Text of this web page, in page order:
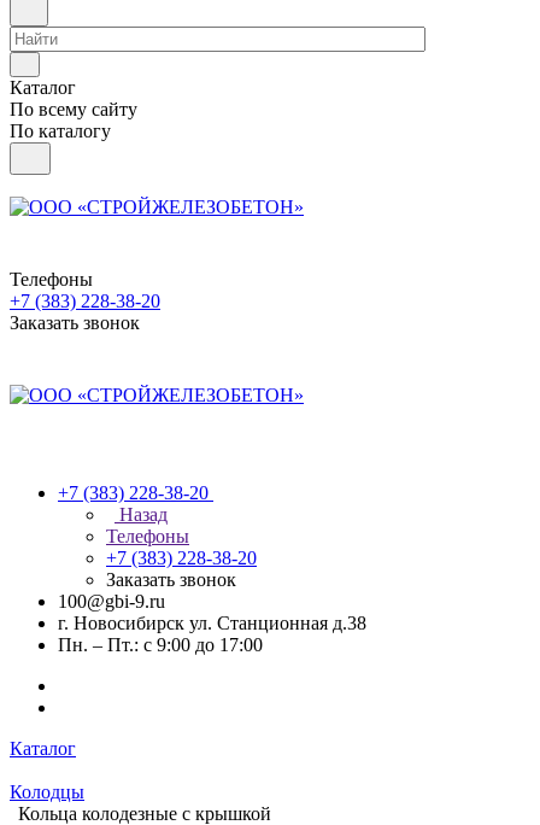
Каталог
По всему сайту
По каталогу
Телефоны
+7 (383) 228-38-20
Заказать звонок
+7 (383) 228-38-20
Назад
Телефоны
+7 (383) 228-38-20
Заказать звонок
100@gbi-9.ru
г. Новосибирск ул. Станционная д.38
Пн. – Пт.: с 9:00 до 17:00
Каталог
Колодцы
Кольца колодезные с крышкой